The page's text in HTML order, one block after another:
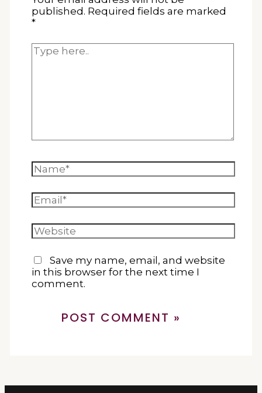
published. Required fields are marked
*
Type
Name*
Email*
Website
Save my name, email, and website
in this browser for the next time I
comment.